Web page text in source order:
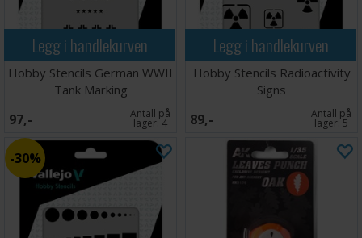
Legg i handlekurven
Hobby Stencils German WWII
Tank Marking
97,- Antall på
lager:4
Legg i handlekurven
Hobby Stencils Radioactivity
Signs
89,- Antall på
lager:5
30%